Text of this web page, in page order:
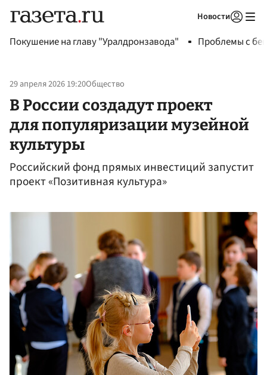
Новости
Покушение на главу "Уралдронзавода" Проблемы с
29 апреля 2026 19:20Общество
В России создадут проект
для популяризации музейной
культуры
Российский фонд прямых инвестиций запустит
проект «Позитивная культура»